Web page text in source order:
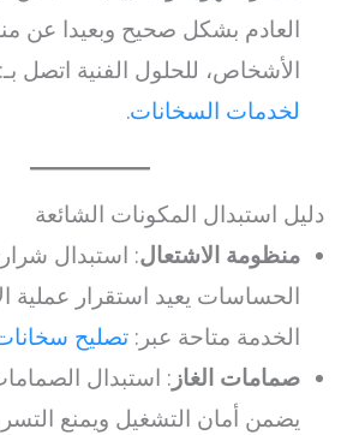
العادم بشكل صحيح وبعيدا عن
الأشخاص، للحلول الفنية اتصل بـ:
لخدمات السخانات.
دليل استبدال المكونات الشائعة
منظومة الاشتعال: استبدال
الحساسات يعيد استقرار عملية
الخدمة متاحة عبر:تصليح
صمامات الغاز : استبدال
يضمن أمان التشغيل ويمنع